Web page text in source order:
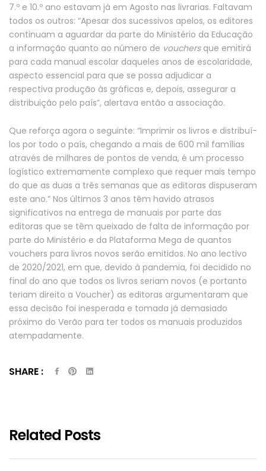
7.º e 10.º ano estavam já em Agosto nas livrarias. Faltavam
todos os outros: “Apesar dos sucessivos apelos, os editores
continuam a aguardar da parte do Ministério da Educação
a informação quanto ao número de vouchers que emitirá
para cada manual escolar daqueles anos de escolaridade,
aspecto essencial para que se possa adjudicar a
respectiva produção às gráficas e, depois, assegurar a
distribuição pelo país”, alertava então a associação.
Que reforça agora o seguinte: “Imprimir os livros e distribuí-
los por todo o país, chegando a mais de 600 mil famílias
através de milhares de pontos de venda, é um processo
logístico extremamente complexo que requer mais tempo
do que as duas a três semanas que as editoras dispuseram
este ano.” Nos últimos 3 anos têm havido atrasos
significativos na entrega de manuais por parte das
editoras que se têm queixado de falta de informação por
parte do Ministério e da Plataforma Mega de quantos
vouchers para livros novos serão emitidos. No ano lectivo
de 2020/2021, em que, devido à pandemia, foi decidido no
final do ano que todos os livros seriam novos (e portanto
teriam direito a Voucher) as editoras argumentaram que
essa decisão foi inesperada e tomada já demasiado
próximo do Verão para ter todos os manuais produzidos
atempadamente.
SHARE :
Related Posts